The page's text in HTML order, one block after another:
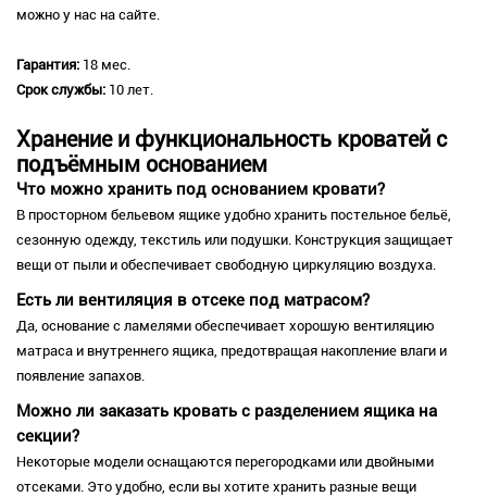
можно у нас на сайте.
Гарантия: 18 мес.
Срок службы: 10 лет.
Хранение и функциональность кроватей с
подъёмным основанием
Что можно хранить под основанием кровати?
В просторном бельевом ящике удобно хранить постельное бельё,
сезонную одежду, текстиль или подушки. Конструкция защищает
вещи от пыли и обеспечивает свободную циркуляцию воздуха.
Есть ли вентиляция в отсеке под матрасом?
Да, основание с ламелями обеспечивает хорошую вентиляцию
матраса и внутреннего ящика, предотвращая накопление влаги и
появление запахов.
Можно ли заказать кровать с разделением ящика на
секции?
Некоторые модели оснащаются перегородками или двойными
отсеками. Это удобно, если вы хотите хранить разные вещи